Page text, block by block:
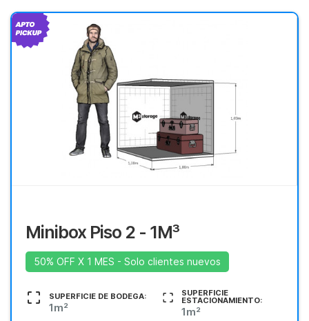
Minibox Piso 2 - 1M³
50% OFF X 1 MES - Solo clientes nuevos
SUPERFICIE DE BODEGA:
1m²
SUPERFICIE
ESTACIONAMIENTO:
1m²